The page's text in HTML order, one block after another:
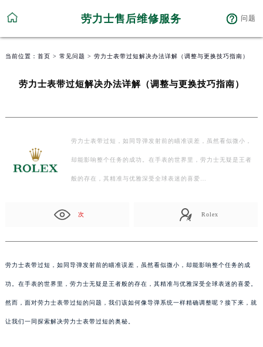
劳力士售后维修服务 问题
当前位置： 首页 > 常见问题 > 劳力士表带过短解决办法详解（调整与更换技巧指南）
劳力士表带过短解决办法详解（调整与更换技巧指南）
劳力士表带过短，如同导弹发射前的瞄准误差，虽然看似微小，
却能影响整个任务的成功。在手表的世界里，劳力士无疑是王者
般的存在，其精准与优雅深受全球表迷的喜爱…
次 Rolex
劳力士表带过短，如同导弹发射前的瞄准误差，虽然看似微小，却能影响整个任务的成
功。在手表的世界里，劳力士无疑是王者般的存在，其精准与优雅深受全球表迷的喜爱。
然而，面对劳力士表带过短的问题，我们该如何像导弹系统一样精确调整呢？接下来，就
让我们一同探索解决劳力士表带过短的奥秘。